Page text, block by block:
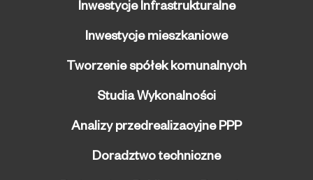
Inwestycje Infrastrukturalne
Inwestycje mieszkaniowe
Tworzenie spółek komunalnych
Studia Wykonalności
Analizy przedrealizacyjne PPP
Doradztwo techniczne